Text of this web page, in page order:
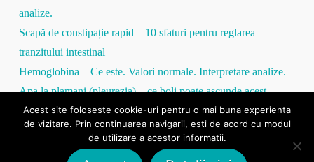
analize.
Scapă de constipație rapid – 10 sfaturi pentru reglarea
tranzitului intestinal
Hemoglobina – Ce este. Valori normale. Interpretare analize.
Apa la plamani (pleurezia) – ce boli poate ascunde acest
simptom
Proteina C Reactivă – tot ce trebuie să ştii
VSH mare / VSH mic – totul despre viteza de sedimentare a
Acest site foloseste cookie-uri pentru o mai buna experienta
de vizitare. Prin continuarea navigarii, esti de acord cu modul
de utilizare a acestor informatii.